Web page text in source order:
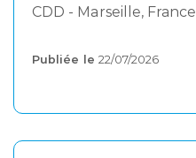
CDD - Marseille, France
Publiée le 22/07/2026